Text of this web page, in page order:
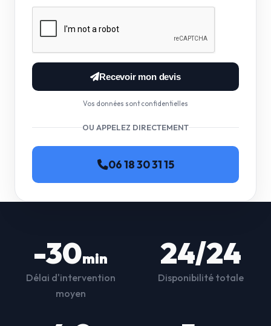
Recevoir mon devis
Vos données sont confidentielles
OU APPELEZ DIRECTEMENT
06 18 30 31 15
-30min
Délai d'intervention
moyen
24/24
Disponibilité totale